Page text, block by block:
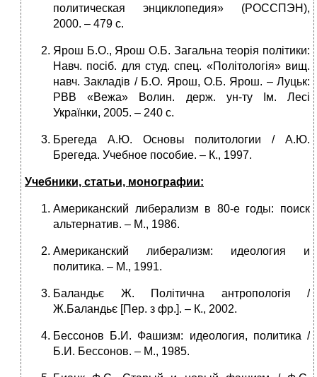
политическая энциклопедия» (РОССПЭН),
2000. – 479 с.
Ярош Б.О., Ярош О.Б. Загальна теорія політики:
Навч. посіб. для студ. спец. «Політологія» вищ.
навч. Закладів / Б.О. Ярош, О.Б. Ярош. – Луцьк:
РВВ «Вежа» Волин. держ. ун-ту Ім. Лесі
Українки, 2005. – 240 с.
Брегеда А.Ю. Основы политологии / А.Ю.
Брегеда. Учебное пособие. – К., 1997.
Учебники, статьи, монографии:
Американский либерализм в 80-е годы: поиск
альтернатив. – М., 1986.
Американский либерализм: идеология и
политика. – М., 1991.
Баландьє Ж. Політична антропологія /
Ж.Баландьє [Пер. з фр.]. – К., 2002.
Бессонов Б.И. Фашизм: идеология, политика /
Б.И. Бессонов. – М., 1985.